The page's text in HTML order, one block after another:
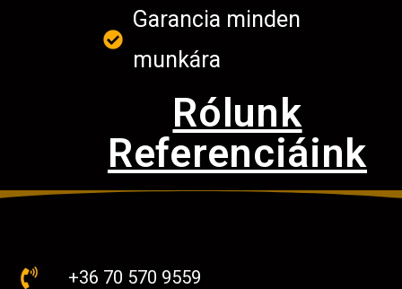
Garancia minden
munkára
Rólunk
Referenciáink
+36 70 570 9559